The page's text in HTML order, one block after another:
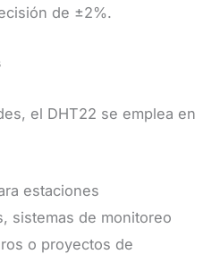
de ±2%.
el DHT22 se emplea en
estaciones
sistemas de monitoreo
o proyectos de